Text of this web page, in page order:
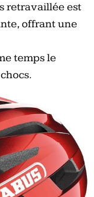
retravaillée est
offrant une
temps le